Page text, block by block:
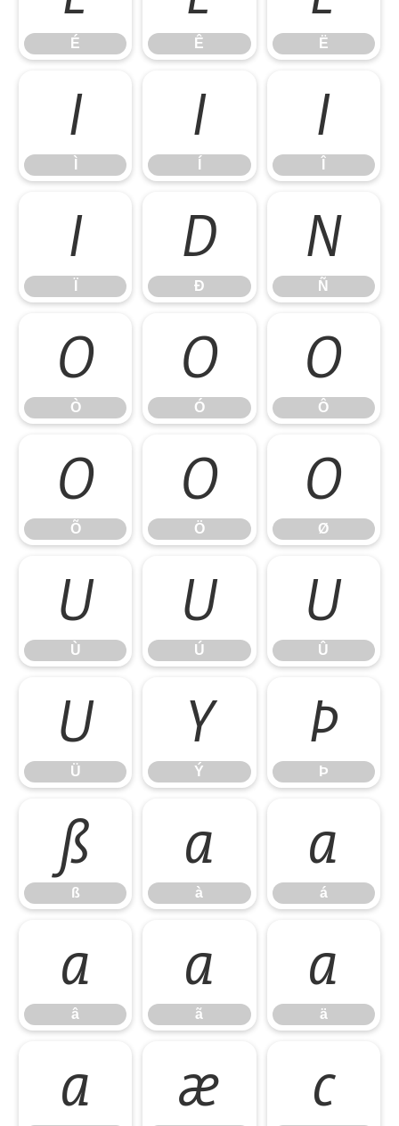
É Ê Ë
Ì Í Î
Ï Ð
Ð
Ñ
Ñ
Ò
Ò
Ó
Ó
Ô
Ô
Õ
Õ
Ö
Ö
Ø
Ø
Ù
Ù
Ú
Ú
Û
Û
Ü
Ü
Ý
Ý
Þ
Þ
ß
ß
à
à
á
á
â
â
ã
ã
ä
ä
å æ ç